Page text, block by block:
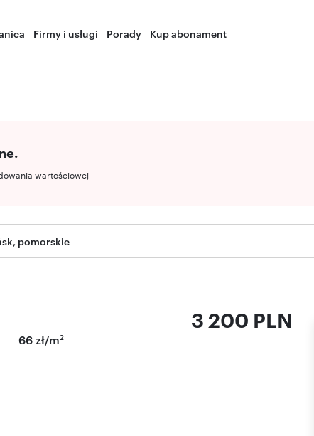
Firmy i usługi Porady Kup abonament
wartościowej
pomorskie
3 200 PLN
66 zł/m2